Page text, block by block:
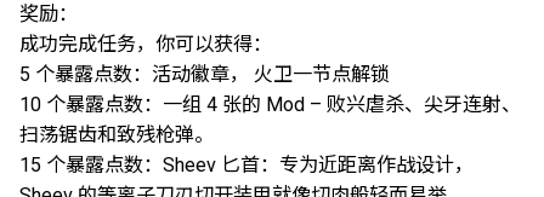
奖励：
成功完成任务，你可以获得：
5 个暴露点数：活动徽章， 火卫一节点解锁
10 个暴露点数：一组 4 张的 Mod – 败兴虐杀、尖牙连射、
扫荡锯齿和致残枪弹。
15 个暴露点数：Sheev 匕首：专为近距离作战设计，